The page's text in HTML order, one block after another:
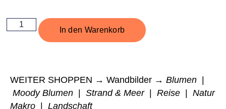
In den Warenkorb
WEITER SHOPPEN → Wandbilder → Blumen
Moody Blumen
Strand & Meer| Reise
Natur
Makro
Landschaft